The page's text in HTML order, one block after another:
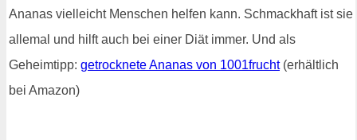
Ananas vielleicht Menschen helfen kann. Schmackhaft ist sie
allemal und hilft auch bei einer Diät immer. Und als
Geheimtipp: getrocknete Ananas von 1001frucht(erhältlich
bei Amazon)